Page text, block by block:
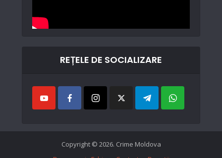
REȚELE DE SOCIALIZARE
Copyright © 2026. Crime Moldova